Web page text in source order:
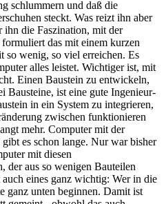
schlummern und daß die
steckt. Was reizt ihn aber
ihn die Faszination, mit der
das mit einem kurzen
so wenig, so viel erreichen. Es
alles leistet. Wichtiger ist, mit
Einen Baustein zu entwickeln,
Bausteine, ist eine gute Ingenieur-
in ein System zu integrieren,
zwischen funktionieren
mehr. Computer mit der
es schon lange. Nur war bisher
mit diesen
der aus so wenigen Bauteilen
eines ganz wichtig: Wer in die
ganz unten beginnen. Damit ist